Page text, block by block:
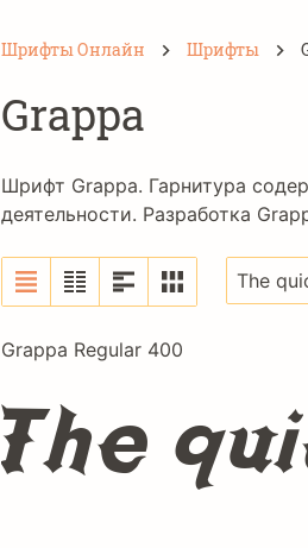
Шрифты Онлайн Шрифты
Grappa
Шрифт Grappa. Гарнитура
деятельности. Разработка
Grappa Regular 400
The